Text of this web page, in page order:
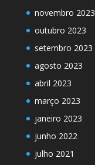
novembro 2023
outubro 2023
setembro 2023
agosto 2023
abril 2023
março 2023
janeiro 2023
junho 2022
julho 2021